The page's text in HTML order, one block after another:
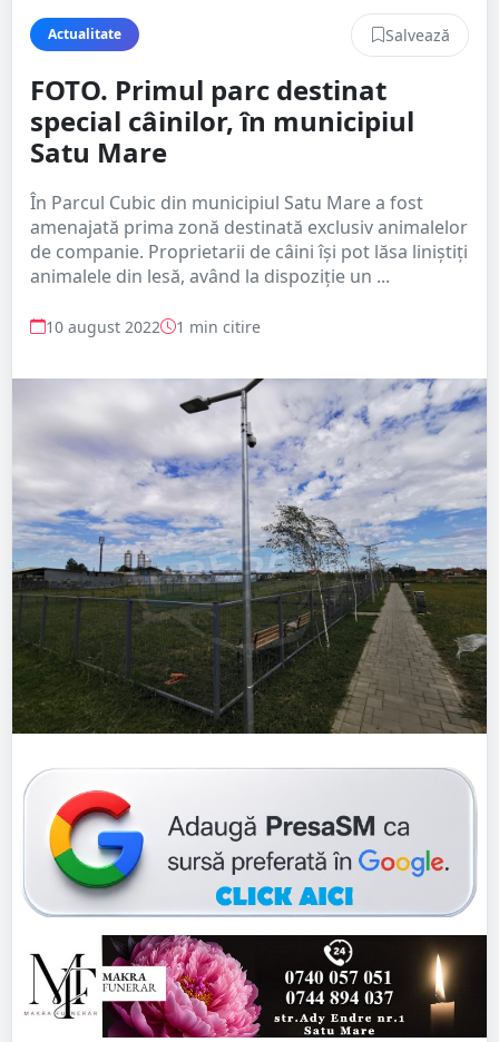
Actualitate Salvează
FOTO. Primul parc destinat
special câinilor, în municipiul
Satu Mare
În Parcul Cubic din municipiul Satu Mare a fost
amenajată prima zonă destinată exclusiv animalelor
de companie. Proprietarii de câini își pot lăsa liniștiți
animalele din lesă, având la dispoziție un ...
10 august 2022 1 min citire